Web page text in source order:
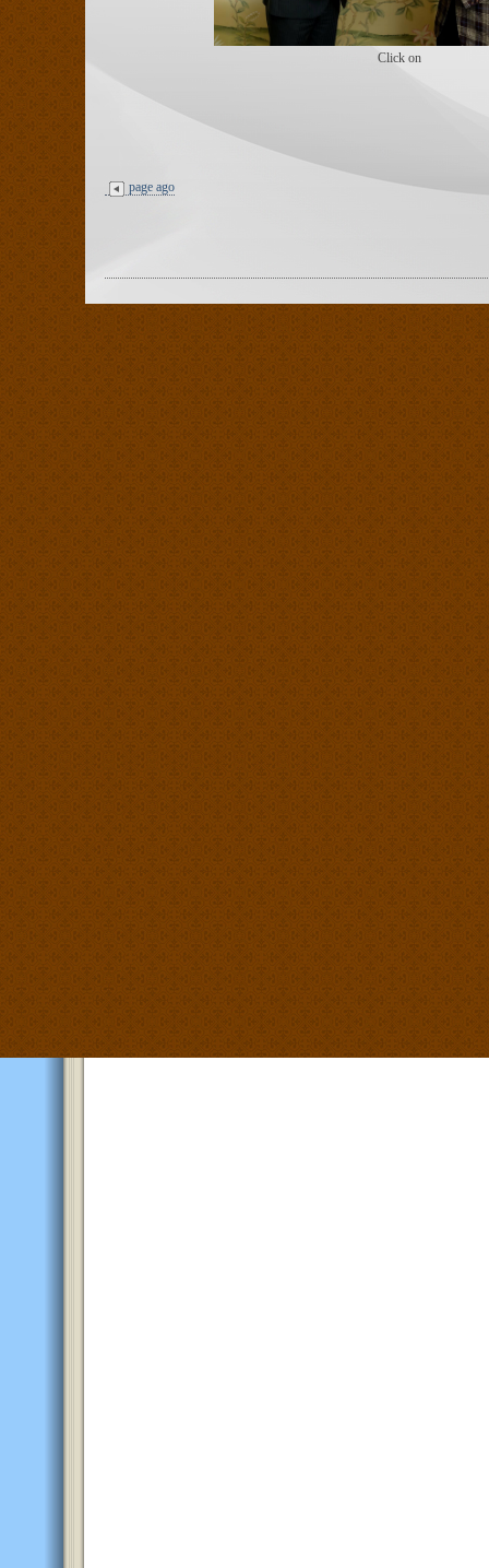
Click on
page ago